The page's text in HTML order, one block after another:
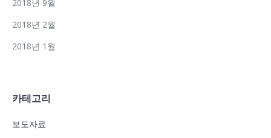
2018년 9월
2018년 2월
2018년 1월
카테고리
보도자료